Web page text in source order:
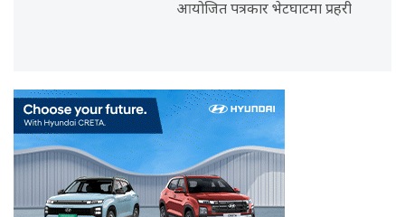
आयोजित पत्रकार भेटघाटमा प्रहरी